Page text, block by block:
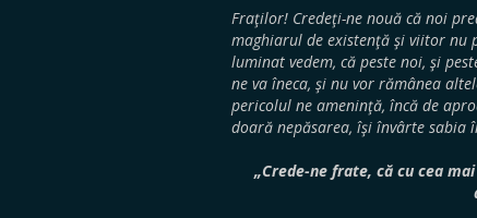
Fraţilor! Credeţi-ne nouă că noi
maghiarul de existenţă şi viitor nu
luminat vedem, că peste noi, şi
ne va îneca, şi nu vor rămânea
pericolul ne ameninţă, încă de
doară nepăsarea, îşi învârte sabia
„Crede-ne frate, că cu cea